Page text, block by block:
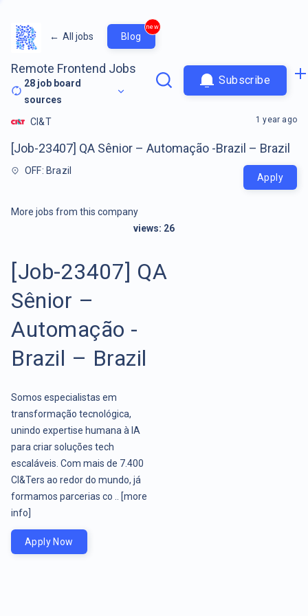
← All jobs Blog
new
Remote Frontend Jobs
28 job board
sources
Subscribe
CI&T
[Job-23407] QA Sênior – Automação -Brazil – Brazil
OFF: Brazil
1 year ago
Apply
More jobs from this company
views: 26
[Job-23407] QA
Sênior –
Automação -
Brazil – Brazil
Somos especialistas em
transformação tecnológica,
unindo expertise humana à IA
para criar soluções tech
escaláveis. Com mais de 7.400
CI&Ters ao redor do mundo, já
formamos parcerias co ..
[more
info]
Apply Now